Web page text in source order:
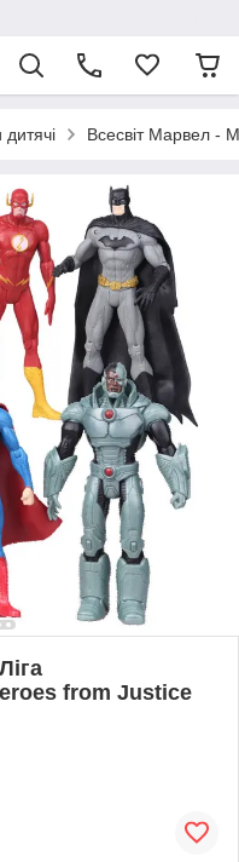
дитячі Всесвіт Марвел -
from Justice